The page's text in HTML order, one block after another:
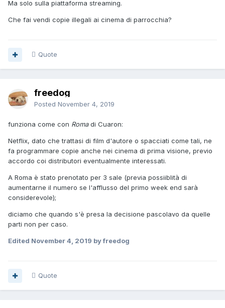
Ma solo sulla piattaforma streaming.
Che fai vendi copie illegali ai cinema di parrocchia?
Quote
freedog
Posted November 4, 2019
funziona come con Romadi Cuaron:
Netflix, dato che trattasi di film d'autore o spacciati come tali, ne
fa programmare copie anche nei cinema di prima visione, previo
accordo coi distributori eventualmente interessati.
A Roma è stato prenotato per 3 sale (previa possiiblità di
aumentarne il numero se l'afflusso del primo week end sarà
considerevole);
diciamo che quando s'è presa la decisione pascolavo da quelle
parti non per caso.
Edited November 4, 2019 by freedog
Quote